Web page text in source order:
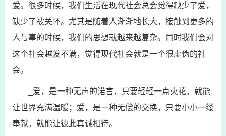
爱。很多时候，我们生活在现代社会总会觉得缺少了爱，
缺少了被关怀。尤其是随着人渐渐地长大，接触到更多的
人与事的时候，我们的思想就越来越复杂。同时我们会对
这个社会越发不满，觉得现代社会就是一个很虚伪的社
会。
_爱，是一种无声的诺言，只要轻轻一点火花，就能
让世界充满温暖；爱，是一种无偿的交换，只要小小一缕
奉献，就能让彼此真诚相待。